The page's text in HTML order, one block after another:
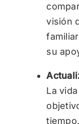
visión
su
La